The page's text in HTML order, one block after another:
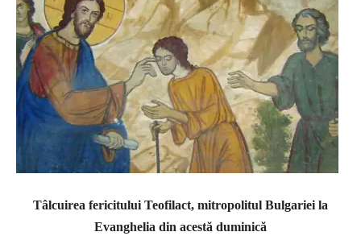
Tâlcuirea fericitului Teofilact, mitropolitul Bulgariei la
Evanghelia din acestă duminică